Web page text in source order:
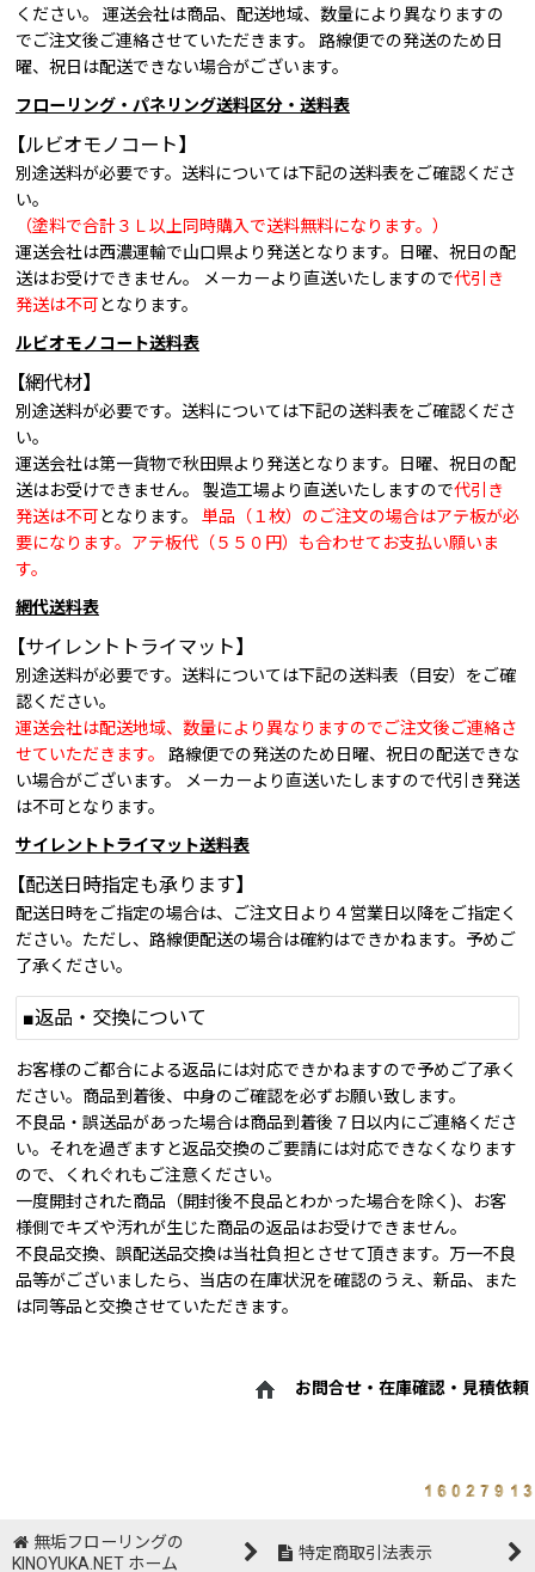
ください。 運送会社は商品、配送地域、数量により異なりますの
でご注文後ご連絡させていただきます。 路線便での発送のため日
曜、祝日は配送できない場合がございます。
フローリング・パネリング送料区分・送料表
【ルビオモノコート】
別途送料が必要です。送料については下記の送料表をご確認くださ
い。
（塗料で合計３Ｌ以上同時購入で送料無料になります。）
運送会社は西濃運輸で山口県より発送となります。日曜、祝日の配
送はお受けできません。 メーカーより直送いたしますので代引き
発送は不可となります。
ルビオモノコート送料表
【網代材】
別途送料が必要です。送料については下記の送料表をご確認くださ
い。
運送会社は第一貨物で秋田県より発送となります。日曜、祝日の配
送はお受けできません。 製造工場より直送いたしますので代引き
発送は不可となります。 単品（１枚）のご注文の場合はアテ板が必
要になります。アテ板代（５５０円）も合わせてお支払い願いま
す。
網代送料表
【サイレントトライマット】
別途送料が必要です。送料については下記の送料表（目安）をご確
認ください。
運送会社は配送地域、数量により異なりますのでご注文後ご連絡さ
せていただきます。
路線便での発送のため日曜、祝日の配送できな
い場合がございます。 メーカーより直送いたしますので代引き発送
は不可となります。
サイレントトライマット送料表
【配送日時指定も承ります】
配送日時をご指定の場合は、ご注文日より４営業日以降をご指定く
ださい。ただし、路線便配送の場合は確約はできかねます。予めご
了承ください。
■返品・交換について
お客様のご都合による返品には対応できかねますので予めご了承く
ださい。商品到着後、中身のご確認を必ずお願い致します。
不良品・誤送品があった場合は商品到着後７日以内にご連絡くださ
い。それを過ぎますと返品交換のご要請には対応できなくなります
ので、くれぐれもご注意ください。
一度開封された商品（開封後不良品とわかった場合を除く)、お客
様側でキズや汚れが生じた商品の返品はお受けできません。
不良品交換、誤配送品交換は当社負担とさせて頂きます。万一不良
品等がございましたら、当店の在庫状況を確認のうえ、新品、また
は同等品と交換させていただきます。
お問合せ・在庫確認・見積依頼
無垢フローリングの
KINOYUKA.NET ホーム
特定商取引法表示